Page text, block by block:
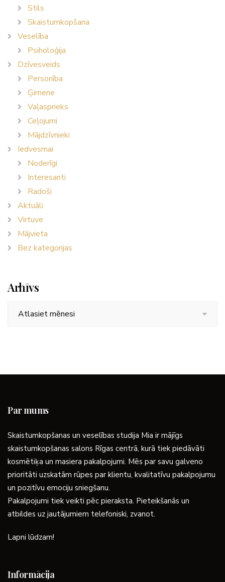
Stils
Skaistumkopšana
Veselība
Psiholoģija
Dzīvesveids
Personība
Ģimene
Vaļasprieks
Ceļojumi
Mājdzīvnieki
Iedvesmai
Noderīgi
Interesanti
Radoši
Aktuāli
Virtuve
Mājvieta
Bez kategorijas
Arhīvs
Par mums
Skaistumkopšanas un veselības studija Mia ir mājīgs
skaistumkopšanas salons Rīgas centrā, kurā tiek piedāvāti
kosmētiķa un masiera pakalpojumi. Mēs par savu galveno
prioritāti uzskatām rūpes par klientu, kvalitatīvu pakalpojumu
un pozitīvu emociju sniegšanu.
Pakalpojumi tiek veikti pēc pieraksta. Pieteikšanās un
atbildes uz jautājumiem telefoniski, zvanot.
Lapni lūdzam!
Informācija